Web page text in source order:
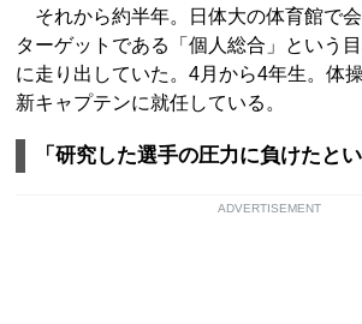
それから約半年。日体大の体育館で
ターゲットである「個人総合」という
に走り出していた。4月から4年生。体
新キャプテンに就任している。
「研究した選手の圧力に負けたとい
ADVERTISEMENT